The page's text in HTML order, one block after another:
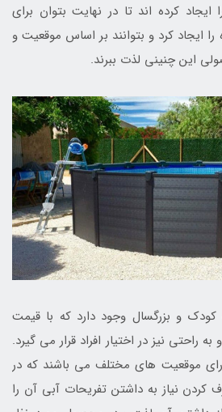
ایجاد کرده اند تا در نهایت بتوان برای
ایجاد کرد و بتوانند بر اساس موقعیت و
این چنینی لذت ببرند.
و بزرگسال وجود دارد که با قیمت
راحتی نیز در اختیار افراد قرار می گیرد.
موقعیت های مختلف می باشند که در
کردن نیاز به داشتن تفریحات آبی آن را